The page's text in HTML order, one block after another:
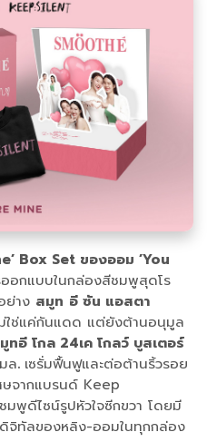
Box Set ของออม ’You
ออกแบบในกล่องสีชมพูสุดโร
ย่าง สมูท อี ซัน แอสตา
ใช่แค่กันแดด แต่ยังต้านอนุมูล
ทอี โกล 24เค โกลว์ บูสเตอร์
ล. เซรั่มฟื้นฟูและต่อต้านริ้วรอย
ษจากแบรนด์ Keep
พูดีไซน์รูปหัวใจซีกขวา โดยมี
จิทัลของหลิง-ออมในทุกกล่อง